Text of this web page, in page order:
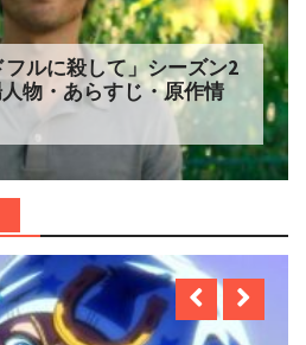
ルに殺して」シーズン2
物・あらすじ・原作情